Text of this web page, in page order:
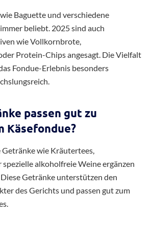
Baguette und verschiedene
beliebt. 2025 sind auch
wie Vollkornbrote,
Protein-Chips angesagt. Die Vielfalt
Fondue-Erlebnis besonders
passen gut zu
Käsefondue?
wie Kräutertees,
alkoholfreie Weine ergänzen
Getränke unterstützen den
des Gerichts und passen gut zum